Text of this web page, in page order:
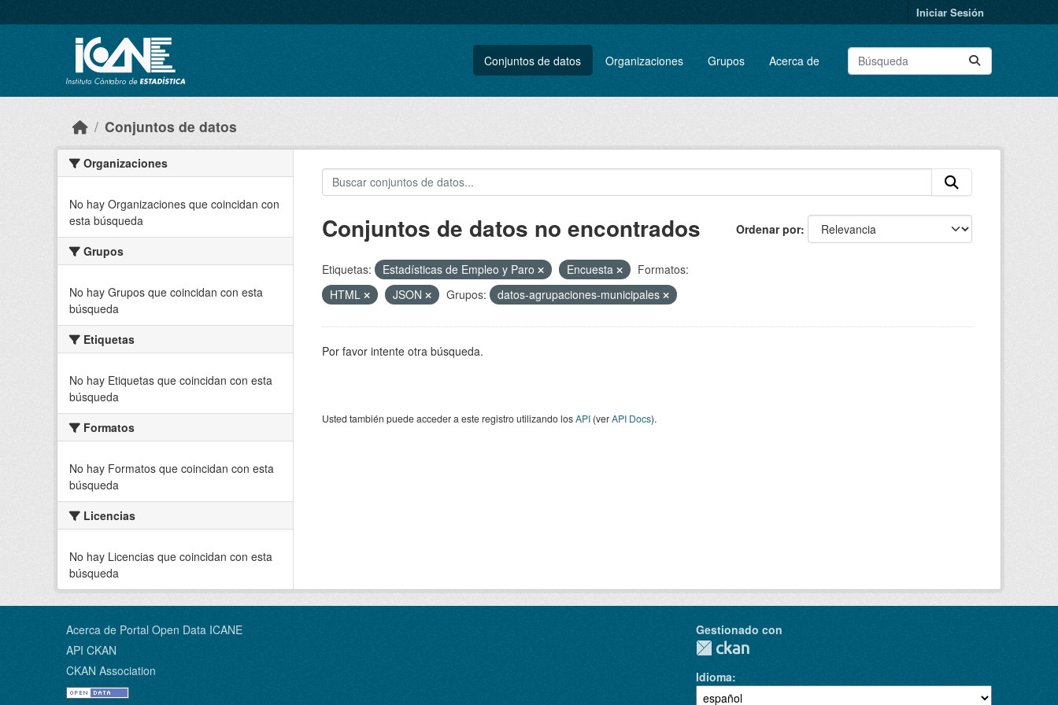
Iniciar Sesión
Conjuntos de datos Organizaciones Grupos Acerca de
Conjuntos de datos
Organizaciones
No hay Organizaciones que coincidan con
esta búsqueda
Grupos
No hay Grupos que coincidan con esta
búsqueda
Etiquetas
No hay Etiquetas que coincidan con esta
búsqueda
Formatos
No hay Formatos que coincidan con esta
búsqueda
Licencias
No hay Licencias que coincidan con esta
búsqueda
Ordenar por
Conjuntos de datos no encontrados
Etiquetas: Estadísticas de Empleo y Paro Encuesta
Formatos:
HTML
JSON Grupos: datos-agrupaciones-municipales
Por favor intente otra búsqueda.
Usted también puede acceder a este registro utilizando losAPI(verAPI Docs).
Acerca de Portal Open Data ICANE
API CKAN
CKAN Association
Gestionado con
Idioma